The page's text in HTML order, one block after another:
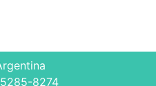
8274